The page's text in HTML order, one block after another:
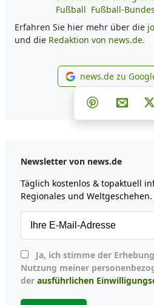
Fußball Fußball-
Erfahren Sie hier mehr über die
und die Redaktion von news.de.
news.de zu
Teilen auf
Teilen auf
Per
Newsletter von news.de
Täglich kostenlos & topaktuell
Regionales und
Nutzung meiner
der ausführlichen